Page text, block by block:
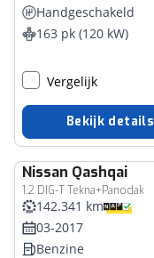
Handgeschakeld
163 pk (120 kW)
Vergelijk
Bekijk details
Nissan Qashqai
1.2 DIG-T Tekna+Panodak
142.341 km
03-2017
Benzine